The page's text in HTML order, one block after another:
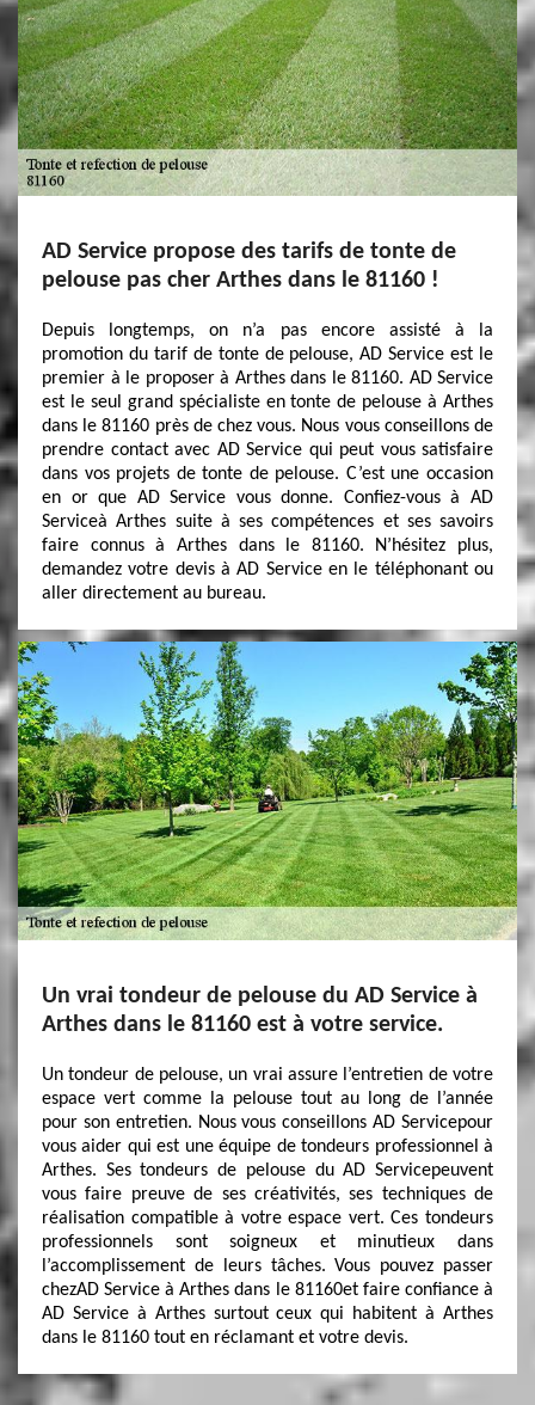
AD Service propose des tarifs de tonte de
pelouse pas cher Arthes dans le 81160 !
Depuis longtemps, on n’a pas encore assisté à la
promotion du tarif de tonte de pelouse, AD Service est le
premier à le proposer à Arthes dans le 81160. AD Service
est le seul grand spécialiste en tonte de pelouse à Arthes
dans le 81160 près de chez vous. Nous vous conseillons de
prendre contact avec AD Service qui peut vous satisfaire
dans vos projets de tonte de pelouse. C’est une occasion
en or que AD Service vous donne. Confiez-vous à AD
Serviceà Arthes suite à ses compétences et ses savoirs
faire connus à Arthes dans le 81160. N’hésitez plus,
demandez votre devis à AD Service en le téléphonant ou
aller directement au bureau.
Un vrai tondeur de pelouse du AD Service à
Arthes dans le 81160 est à votre service.
Un tondeur de pelouse, un vrai assure l’entretien de votre
espace vert comme la pelouse tout au long de l’année
pour son entretien. Nous vous conseillons AD Servicepour
vous aider qui est une équipe de tondeurs professionnel à
Arthes. Ses tondeurs de pelouse du AD Servicepeuvent
vous faire preuve de ses créativités, ses techniques de
réalisation compatible à votre espace vert. Ces tondeurs
professionnels sont soigneux et minutieux dans
l’accomplissement de leurs tâches. Vous pouvez passer
chezAD Service à Arthes dans le 81160et faire confiance à
AD Service à Arthes surtout ceux qui habitent à Arthes
dans le 81160 tout en réclamant et votre devis.